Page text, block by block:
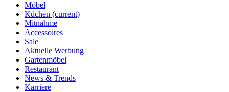
Möbel
Küchen (current)
Mitnahme
Accessoires
Sale
Aktuelle Werbung
Gartenmöbel
Restaurant
News & Trends
Karriere